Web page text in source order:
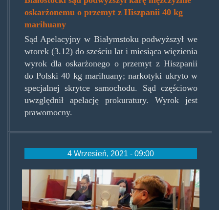
oskarżonemu o przemyt z Hiszpanii 40 kg
marihuany
Sąd Apelacyjny w Białymstoku podwyższył we
wtorek (3.12) do sześciu lat i miesiąca więzienia
wyrok dla oskarżonego o przemyt z Hiszpanii
do Polski 40 kg marihuany; narkotyki ukryto w
specjalnej skrytce samochodu. Sąd częściowo
uwzględnił apelację prokuratury. Wyrok jest
prawomocny.
4 Wrzesień, 2021 - 09:00
kamil_piesiur_z_pszczyny.jpg